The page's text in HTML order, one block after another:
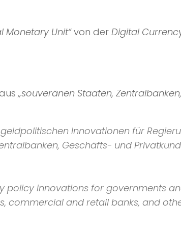
Monetary Unit“von der Digital
„souveränen Staaten,
Innovationen für
Geschäfts- und
policy innovations for governments
commercial and retail banks, and